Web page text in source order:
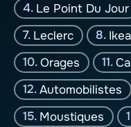
Le Point Du Jour
Leclerc
Ikea
Orages
Automobilistes
Moustiques